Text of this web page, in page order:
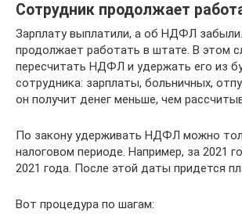
Сотрудник продолжает
Зарплату выплатили, а об НДФЛ
продолжает работать в штате. В этом
пересчитать НДФЛ и удержать его из
сотрудника: зарплаты, больничных,
он получит денег меньше, чем
По закону удерживать НДФЛ можно
налоговом периоде. Например, за 2021
2021 года. После этой даты придется
Вот процедура по шагам: